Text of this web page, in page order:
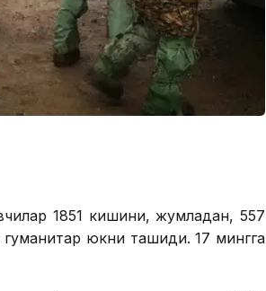
1851 кишини, жумладан, 557
юкни ташиди. 17 мингга